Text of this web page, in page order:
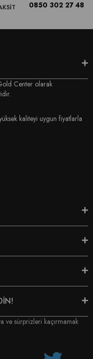
0850 302 27 48
Center olarak
kaliteyi uygun fiyatlarla
ve sürprizleri kaçırmamak